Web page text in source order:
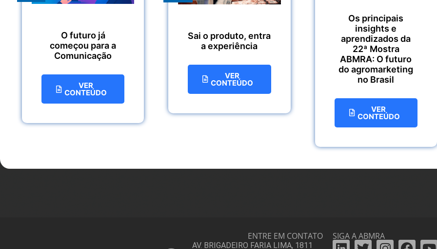
O futuro já
começou para a
Comunicação
VER
CONTEÚDO
Sai o produto, entra
a experiência
VER
CONTEÚDO
Os principais
insights e
aprendizados da
22ª Mostra
ABMRA: O futuro
do agromarketing
no Brasil
VER
CONTEÚDO
ENTRE EM CONTATO
AV. BRIGADEIRO FARIA LIMA, 1811
SIGA A ABMRA